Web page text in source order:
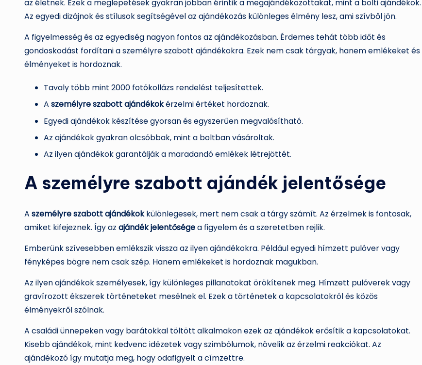
az életnek. Ezek a meglepetések gyakran jobban érintik a megajándékozottakat, mint a bolti ajándékok.
Az egyedi dizájnok és stílusok segítségével az ajándékozás különleges élmény lesz, ami szívből jön.
A figyelmesség és az egyediség nagyon fontos az ajándékozásban. Érdemes tehát több időt és
gondoskodást fordítani a személyre szabott ajándékokra. Ezek nem csak tárgyak, hanem emlékeket és
élményeket is hordoznak.
Tavaly több mint 2000 fotókollázs rendelést teljesítettek.
A személyre szabott ajándékokérzelmi értéket hordoznak.
Egyedi ajándékok készítése gyorsan és egyszerűen megvalósítható.
Az ajándékok gyakran olcsóbbak, mint a boltban vásároltak.
Az ilyen ajándékok garantálják a maradandó emlékek létrejöttét.
A személyre szabott ajándék jelentősége
A személyre szabott ajándékokkülönlegesek, mert nem csak a tárgy számít. Az érzelmek is fontosak,
amiket kifejeznek. Így az ajándék jelentőségea figyelem és a szeretetben rejlik.
Emberünk szívesebben emlékszik vissza az ilyen ajándékokra. Például egyedi hímzett pulóver vagy
fényképes bögre nem csak szép. Hanem emlékeket is hordoznak magukban.
Az ilyen ajándékok személyesek, így különleges pillanatokat örökítenek meg. Hímzett pulóverek vagy
gravírozott ékszerek történeteket mesélnek el. Ezek a történetek a kapcsolatokról és közös
élményekről szólnak.
A családi ünnepeken vagy barátokkal töltött alkalmakon ezek az ajándékok erősítik a kapcsolatokat.
Kisebb ajándékok, mint kedvenc idézetek vagy szimbólumok, növelik az érzelmi reakciókat. Az
ajándékozó így mutatja meg, hogy odafigyelt a címzettre.